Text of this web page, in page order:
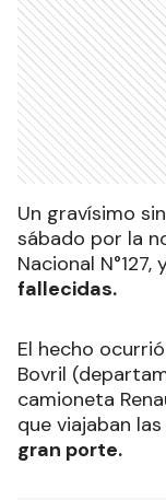
Un gravísimo
sábado por la
Nacional
fallecidas.
El hecho
Bovril
camioneta
que viajaban
gran porte.